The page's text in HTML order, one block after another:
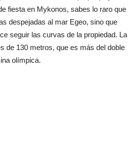
fiesta en Mykonos, sabes lo raro que
despejadas al mar Egeo, sino que
seguir las curvas de la propiedad. La
de 130 metros, que es más del doble
olímpica.